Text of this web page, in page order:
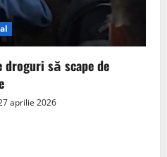
droguri să scape de
aprilie 2026